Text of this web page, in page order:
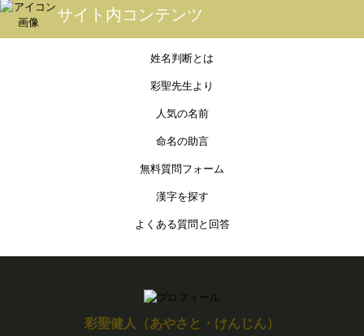
サイト内コンテンツ
姓名判断とは
彩聖先生より
人気の名前
命名の助言
無料質問フォーム
漢字を探す
よくある質問と回答
彩聖健人（あやさと・けんじん）